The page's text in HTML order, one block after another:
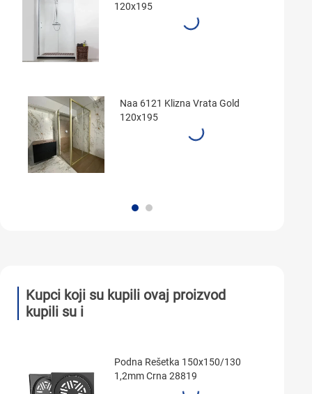
120x195
Naa 6121 Klizna Vrata Gold
120x195
Kupci koji su kupili ovaj proizvod
kupili su i
Podna Rešetka 150x150/130
1,2mm Crna 28819